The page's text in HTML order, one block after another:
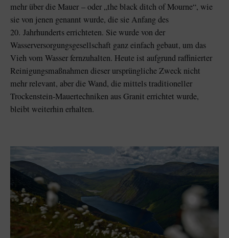
mehr über die Mauer – oder „the black ditch of Mourne“, wie
sie von jenen genannt wurde, die sie Anfang des
20. Jahrhunderts errichteten. Sie wurde von der
Wasserversorgungsgesellschaft ganz einfach gebaut, um das
Vieh vom Wasser fernzuhalten. Heute ist aufgrund raffinierter
Reinigungsmaßnahmen dieser ursprüngliche Zweck nicht
mehr relevant, aber die Wand, die mittels traditioneller
Trockenstein-Mauertechniken aus Granit errichtet wurde,
bleibt weiterhin erhalten.